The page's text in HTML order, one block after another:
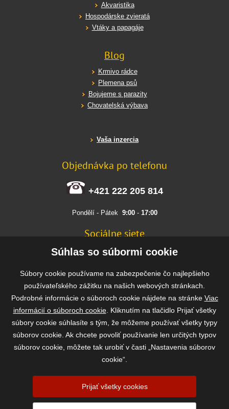
Akvaristika
Hospodárske zvieratá
Vtáky a papagáje
Blog
Krmivo rádce
Plemena psů
Bojujeme s parazity
Chovatelská výbava
Vaša inzercia
Objednávka po telefonu
+421 222 205 814
Pondělí - Pátek 9:00- 17:00
Sociálne siete
FACEBOOK
Rýchla a bezpečná platba
2026 ©www.vasekrmivo.sk- Tomáš Kroupa e-shop, Kanice 307, 664 01
Súhlas so súbormi cookie
Súbory cookie používame na zabezpečenie čo najlepšieho
používateľského zážitku na našich webových stránkach.
Podrobné informácie o súboroch cookie nájdete na stránke Viac
informácií o súboroch cookie. Kliknutím na tlačidlo Prijať všetky
súbory cookie súhlasíte s tým, že môžeme používať všetky typy
súborov cookie. Ak chcete povoliť používanie len určitých typov
súborov cookie, môžete tak urobiť v časti „Nastavenia súborov
cookie“.
Prijať všetky cookies